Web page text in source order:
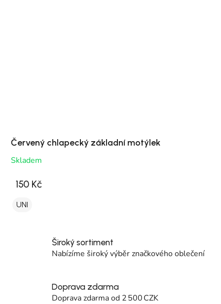
Červený chlapecký základní motýlek
Skladem
150 Kč
UNI
Široký sortiment
Nabízíme široký výběr značkového oblečení
Doprava zdarma
Doprava zdarma od 2 500 CZK